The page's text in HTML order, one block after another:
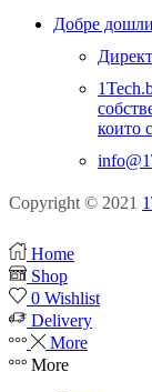
Добре
които
Copyright © 2021
Home
Shop
0 Wishlist
Delivery
More
More